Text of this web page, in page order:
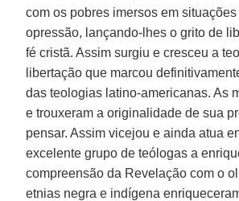
com os pobres imersos em
opressão, lançando-lhes o grito de
fé cristã. Assim surgiu e cresceu a
libertação que marcou
das teologias latino-americanas. As
e trouxeram a originalidade de sua
pensar. Assim vicejou e ainda atua
excelente grupo de teólogas a
compreensão da Revelação com o
etnias negra e indígena